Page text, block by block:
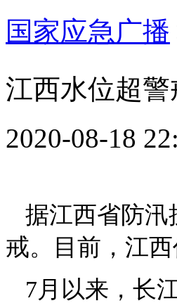
国家应急广播
江西水位超
2020-08-18
据江西省防汛
戒。目前，江
7月以来，长